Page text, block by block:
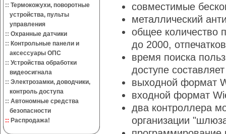
:: Термокожухи, поворотные
устройства, пульты
управления
:: Охранные датчики
:: Контрольные панели и
аксессуары ОПС
:: Устройства обработки
видеосигнала
:: Электрозамки, доводчики,
контроль доступа
:: Автономные средства
безопасности
:: Распродажа!
совместимые
металлический
общее количество
до 2000,
время поиска
доступе
выходной формат
входной формат
два контроллера
организации